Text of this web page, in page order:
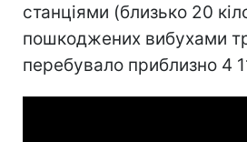
станціями (близько 20
пошкоджених вибухами
перебувало приблизно 4